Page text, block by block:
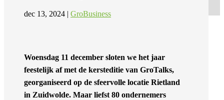
dec 13, 2024 | GroBusiness
Woensdag 11 december sloten we het jaar
feestelijk af met de kersteditie van GroTalks,
georganiseerd op de sfeervolle locatie Rietland
in Zuidwolde. Maar liefst 80 ondernemers